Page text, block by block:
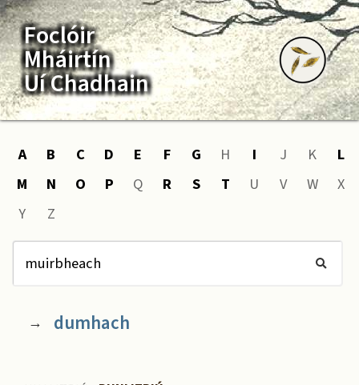
Foclóir
Mháirtín
Uí Chadhain
A B C D E F G H I J K
L
M
N O P Q R S T U V W
X
Y
Z
→ dumhach